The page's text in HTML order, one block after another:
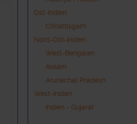
Ost-Indien
Chhattisgarh
Nord-Ost-Indien
West-Bengalen
Assam
Arunachal Pradesh
West-Indien
Indien - Gujarat